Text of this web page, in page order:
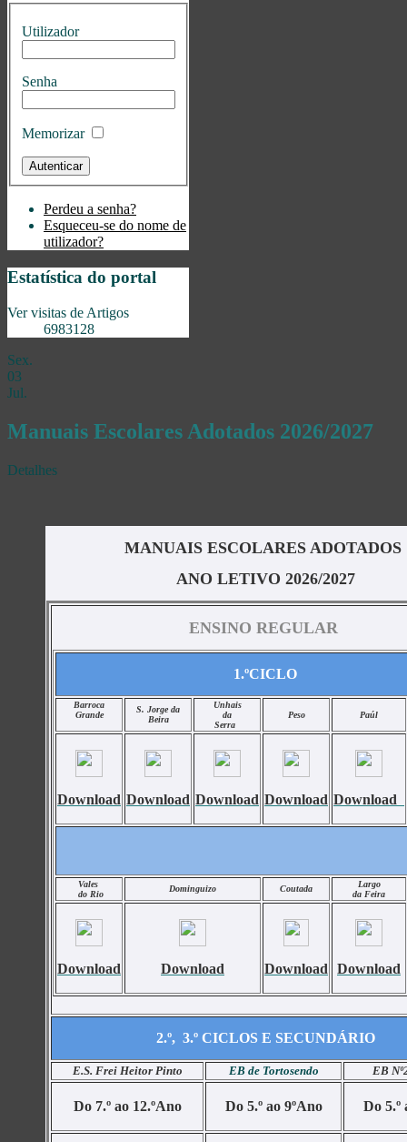
Utilizador
Senha
Memorizar
Perdeu a senha?
Esqueceu-se do nome de
utilizador?
Estatística do portal
Ver visitas de Artigos
6983128
Sex.
03
Jul.
Manuais Escolares Adotados 2026/2027
Detalhes
MANUAIS ESCOLARES ADOTADOS
ANO LETIVO 2026/2027
ENSINO REGULAR
1.ºCICLO
Barroca
Grande
S. Jorge da
Beira
Unhais
da
Serra
Peso Paúl
Download Download Download Download Download
Vales
do Rio
Dominguizo Coutada
Largo
da Feira
Download Download Download Download
2.º,  3.º CICLOS E SECUNDÁRIO
E.S. Frei Heitor Pinto EB de Tortosendo EB
Do 7.º ao 12.ºAno Do 5.º ao 9ºAno Do 5.º